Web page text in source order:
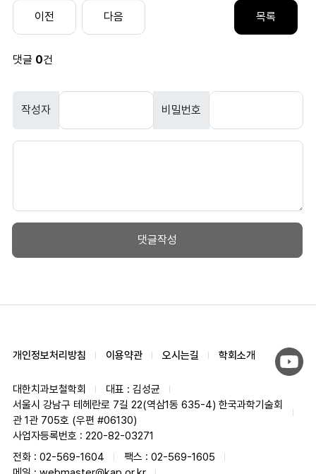
댓글 0건
작성자 비밀번호
개인정보처리방침 이용약관 오시는길 학회소개
대한치과보철학회
대표 : 김성균
서울시 강남구 테헤란로 7길 22(역삼1동 635-4) 한국과학기술회
관 1관 705호 (우편 #06130)
사업자등록번호 : 220-82-03271
전화 : 02-569-1604
팩스 : 02-569-1605